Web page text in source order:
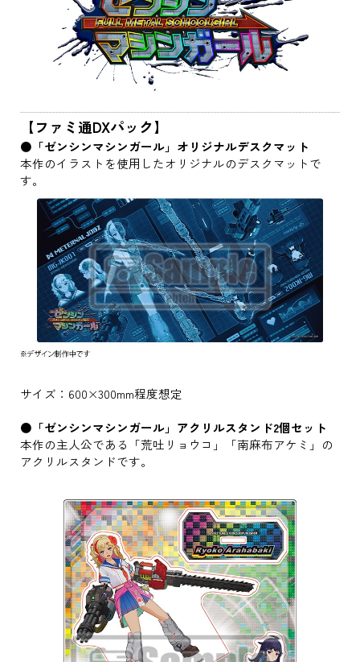
【ファミ通DXパック】
●「ゼンシンマシンガール」オリジナルデスクマット
本作のイラストを使用したオリジナルのデスクマットで
す。
サイズ：600×300mm程度想定
●「ゼンシンマシンガール」アクリルスタンド2個セット
本作の主人公である「荒吐リョウコ」「南麻布アケミ」の
アクリルスタンドです。